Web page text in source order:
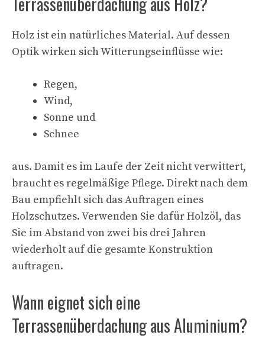
Holz ist ein natürliches Material. Auf dessen
Optik wirken sich Witterungseinflüsse wie:
Regen,
Wind,
Sonne und
Schnee
aus. Damit es im Laufe der Zeit nicht verwittert,
braucht es regelmäßige Pflege. Direkt nach dem
Bau empfiehlt sich das Auftragen eines
Holzschutzes. Verwenden Sie dafür Holzöl, das
Sie im Abstand von zwei bis drei Jahren
wiederholt auf die gesamte Konstruktion
auftragen.
Wann eignet sich eine
Terrassenüberdachung aus Aluminium?